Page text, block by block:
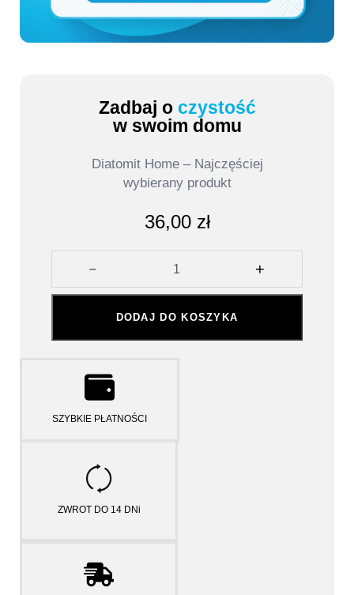
Zadbaj o czystość
w swoim domu
Diatomit Home – Najczęściej
wybierany produkt
36,00 zł
DODAJ DO KOSZYKA
SZYBKIE PŁATNOŚCI
ZWROT DO 14 DNi